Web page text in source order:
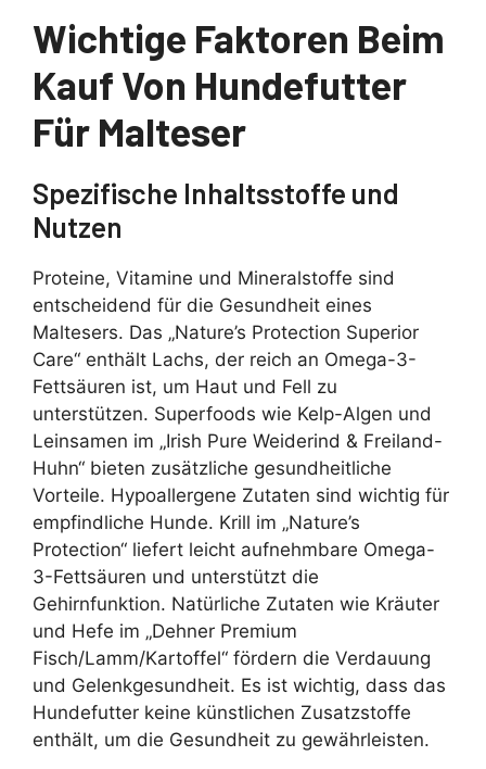
Wichtige Faktoren Beim
Kauf Von Hundefutter
Für Malteser
Spezifische Inhaltsstoffe und
Nutzen
Proteine, Vitamine und Mineralstoffe sind
entscheidend für die Gesundheit eines
Maltesers. Das „Nature’s Protection Superior
Care“ enthält Lachs, der reich an Omega-3-
Fettsäuren ist, um Haut und Fell zu
unterstützen. Superfoods wie Kelp-Algen und
Leinsamen im „Irish Pure Weiderind & Freiland-
Huhn“ bieten zusätzliche gesundheitliche
Vorteile. Hypoallergene Zutaten sind wichtig für
empfindliche Hunde. Krill im „Nature’s
Protection“ liefert leicht aufnehmbare Omega-
3-Fettsäuren und unterstützt die
Gehirnfunktion. Natürliche Zutaten wie Kräuter
und Hefe im „Dehner Premium
Fisch/Lamm/Kartoffel“ fördern die Verdauung
und Gelenkgesundheit. Es ist wichtig, dass das
Hundefutter keine künstlichen Zusatzstoffe
enthält, um die Gesundheit zu gewährleisten.